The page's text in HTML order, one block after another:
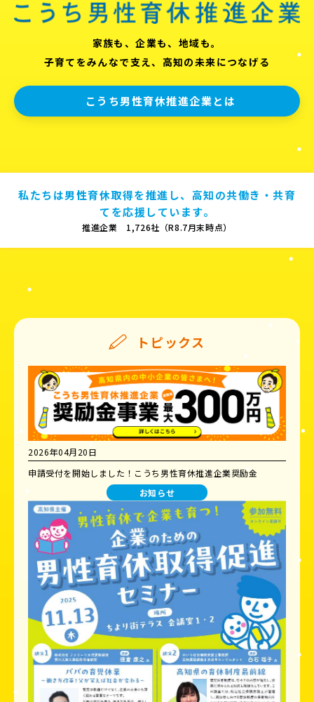
家族も、企業も、地域も。
子育てをみんなで支え、高知の未来につなげる
こうち男性育休推進企業とは
私たちは男性育休取得を推進し、高知の共働き・共育
てを応援しています。
推進企業 1,726社（R8.7月末時点）
トピックス
2026年04月20日
申請受付を開始しました！こうち男性育休推進企業奨励金
お知らせ